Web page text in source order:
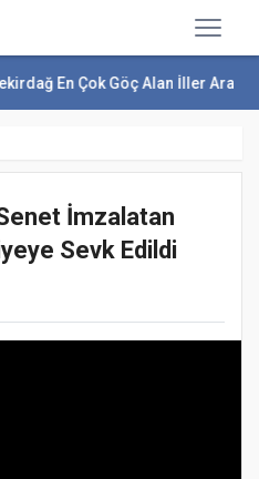
Çok Göç Alan İller Arasında 9.
İmzalatan
Sevk Edildi